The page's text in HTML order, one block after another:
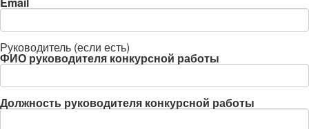
Руководитель (если есть)
ФИО руководителя конкурсной работы
Должность руководителя конкурсной работы